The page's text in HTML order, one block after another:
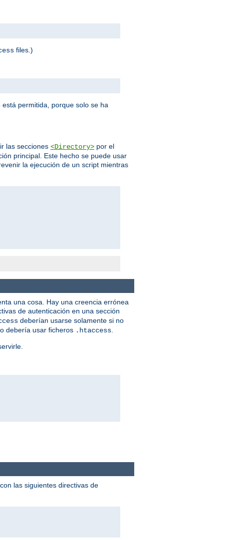
files.)
está permitida, porque solo se ha
las secciones <Directory> por el
principal. Este hecho se puede usar
la ejecución de un script mientras
una cosa. Hay una creencia errónea
de autenticación en una sección
deberían usarse solamente si no
debería usar ficheros .htaccess.
las siguientes directivas de